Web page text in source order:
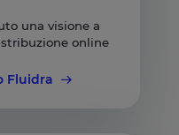
una visione a
online
Fluidra